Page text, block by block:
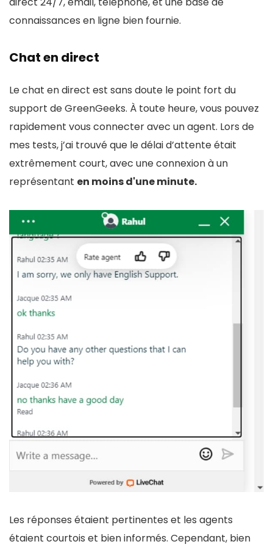
connaissances en ligne bien fournie.
Chat en direct
Le chat en direct est sans doute le point fort du
support de GreenGeeks. À toute heure, vous pouvez
rapidement vous connecter avec un agent. Lors de
mes tests, j’ai trouvé que le délai d’attente était
extrêmement court, avec une connexion à un
représentant en moins d'une minute.
Les réponses étaient pertinentes et les agents
étaient courtois et bien informés. Cependant, bien